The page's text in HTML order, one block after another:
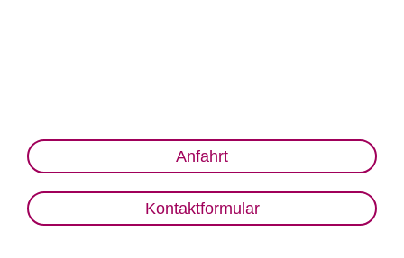
Anfahrt
Kontaktformular